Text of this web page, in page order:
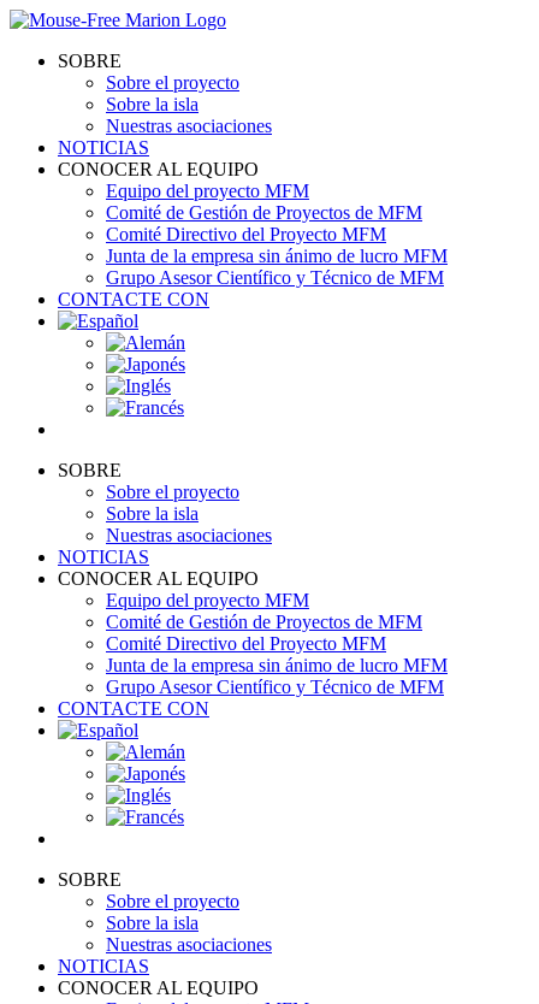
Skip
contentSOBRE
Sobre el proyecto
Sobre la isla
Nuestras asociaciones
NOTICIAS
CONOCER AL EQUIPO
Equipo del proyecto MFM
Comité de Gestión de Proyectos de MFM
Comité Directivo del Proyecto MFM
Junta de la empresa sin ánimo de lucro MFM
Grupo Asesor Científico y Técnico de MFM
CONTACTE CON
SOBRE
Sobre el proyecto
Sobre la isla
Nuestras asociaciones
NOTICIAS
CONOCER AL EQUIPO
Equipo del proyecto MFM
Comité de Gestión de Proyectos de MFM
Comité Directivo del Proyecto MFM
Junta de la empresa sin ánimo de lucro MFM
Grupo Asesor Científico y Técnico de MFM
CONTACTE CON
SOBRE
Sobre el proyecto
Sobre la isla
Nuestras asociaciones
NOTICIAS
CONOCER AL EQUIPO